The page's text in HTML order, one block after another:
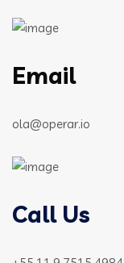
Email
ola@operar.io
Call Us